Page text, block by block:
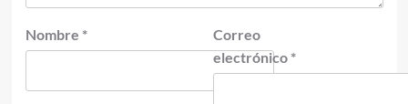
Nombre *
Correo
electrónico *